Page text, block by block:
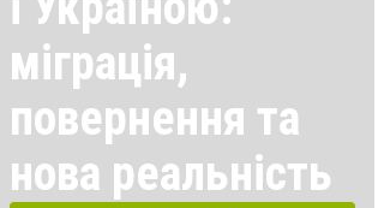
міграція,
повернення та
нова реальність